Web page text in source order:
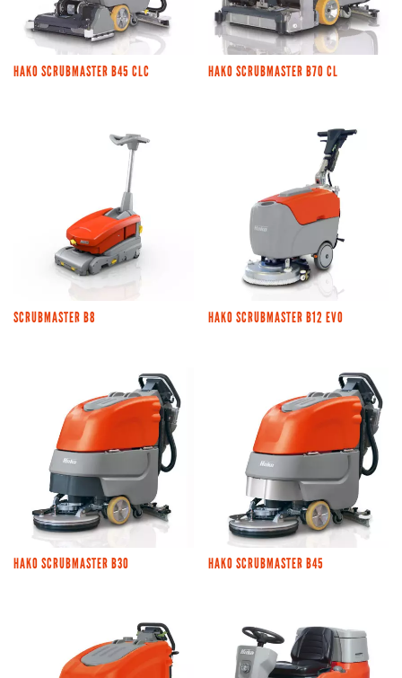
HAKO SCRUBMASTER B45 CLC HAKO SCRUBMASTER B70 CL
SCRUBMASTER B8 HAKO SCRUBMASTER B12 EVO
HAKO SCRUBMASTER B30 HAKO SCRUBMASTER B45